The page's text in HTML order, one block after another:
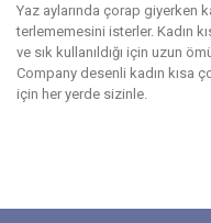
Yaz aylarında çorap giyerken
terlememesini isterler. Kadın
ve sık kullanıldığı için uzun
Company desenli kadın kısa
için her yerde sizinle.